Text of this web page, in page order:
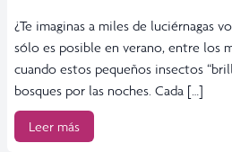
¿Te imaginas a miles de luciérnagas
sólo es posible en verano, entre los
cuando estos pequeños insectos
bosques por las noches. Cada […]
Leer más